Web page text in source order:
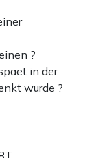
€
?
in der
wurde ?